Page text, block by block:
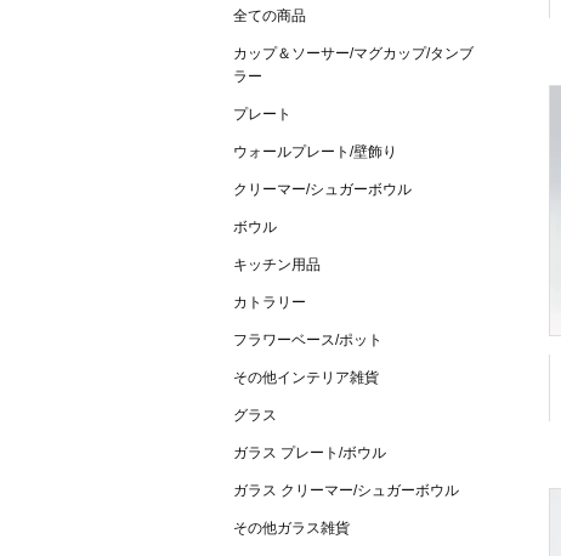
全ての商品
カップ＆ソーサー/マグカップ/タンブ
ラー
プレート
ウォールプレート/壁飾り
クリーマー/シュガーボウル
ボウル
キッチン用品
カトラリー
フラワーベース/ポット
その他インテリア雑貨
グラス
ガラス プレート/ボウル
ガラス クリーマー/シュガーボウル
その他ガラス雑貨